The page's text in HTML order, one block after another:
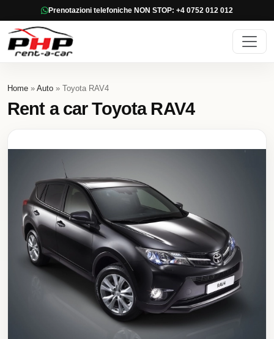
Prenotazioni telefoniche NON STOP: +4 0752 012 012
Home » Auto » Toyota RAV4
Rent a car Toyota RAV4